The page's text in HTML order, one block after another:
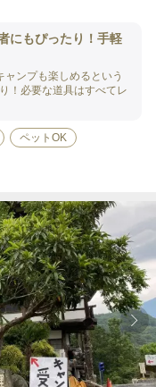
にもぴったり！手軽
ンプも楽しめるという
！必要な道具はすべてレ
ペットOK